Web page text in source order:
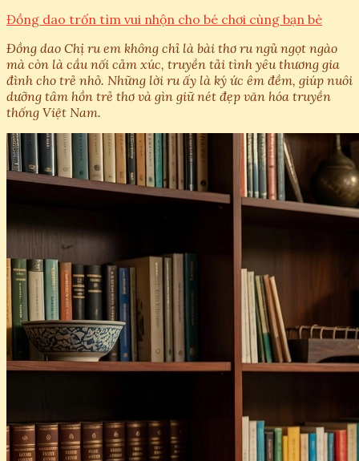
Đồng dao trốn tìm vui nhộn cho bé chơi cùng bạn bè
Đồng dao Chị ru em không chỉ là bài thơ ru ngủ ngọt ngào
mà còn là cầu nối cảm xúc, truyền tải tình yêu thương gia
đình cho trẻ nhỏ. Những lời ru ấy là ký ức êm đềm, giúp nuôi
dưỡng tâm hồn trẻ thơ và gìn giữ nét đẹp văn hóa truyền
thống Việt Nam.